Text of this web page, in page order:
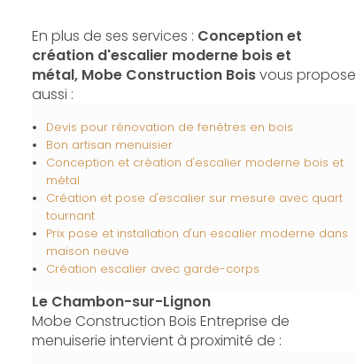
En plus de ses services : Conception et
création d'escalier moderne bois et
métal, Mobe Construction Boisvous propose
aussi :
Devis pour rénovation de fenêtres en bois
Bon artisan menuisier
Conception et création d'escalier moderne bois et
métal
Création et pose d'escalier sur mesure avec quart
tournant
Prix pose et installation d'un escalier moderne dans
maison neuve
Création escalier avec garde-corps
Le Chambon-sur-Lignon
Mobe Construction Bois Entreprise de
menuiserie intervient à proximité de :